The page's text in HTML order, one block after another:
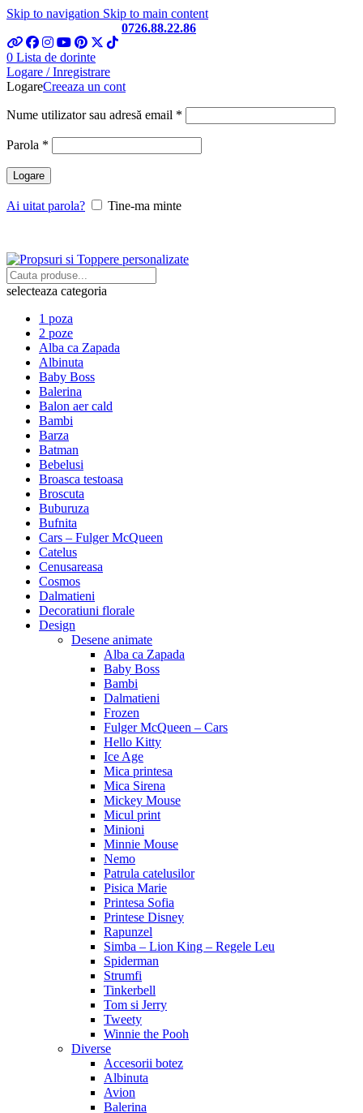
Skip to navigation Skip to main content
0726.88.22.86
0 Lista de dorinte
Logare / Inregistrare
LogareCreeaza un cont
Nume utilizator sau adresă email *
Parola *
Logare
Ai uitat parola? Tine-ma minte
selecteaza categoria
1 poza
2 poze
Alba ca Zapada
Albinuta
Baby Boss
Balerina
Balon aer cald
Bambi
Barza
Batman
Bebelusi
Broasca testoasa
Broscuta
Buburuza
Bufnita
Cars – Fulger McQueen
Catelus
Cenusareasa
Cosmos
Dalmatieni
Decoratiuni florale
Design
Desene animate
Alba ca Zapada
Baby Boss
Bambi
Dalmatieni
Frozen
Fulger McQueen – Cars
Hello Kitty
Ice Age
Mica printesa
Mica Sirena
Mickey Mouse
Micul print
Minioni
Minnie Mouse
Nemo
Patrula catelusilor
Pisica Marie
Printesa Sofia
Printese Disney
Rapunzel
Simba – Lion King – Regele Leu
Spiderman
Strumfi
Tinkerbell
Tom si Jerry
Tweety
Winnie the Pooh
Diverse
Accesorii botez
Albinuta
Avion
Balerina